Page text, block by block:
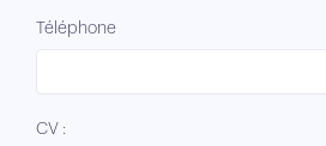
centres de contacts.
Téléphone
CV :